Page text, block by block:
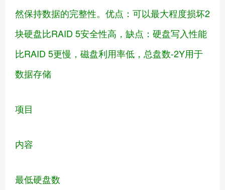
然保持数据的完整性。优点：可以最大程度损坏2
块硬盘比RAID 5安全性高，缺点：硬盘写入性能
比RAID 5更慢，磁盘利用率低， 总盘数-2Y用于
数据存储
项目
内容
最低硬盘数